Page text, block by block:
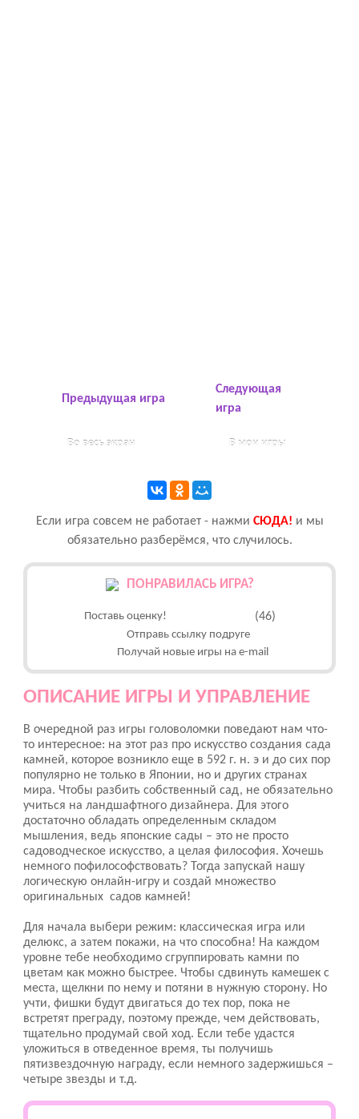
Предыдущая игра
Во весь экран В мои игры
Следующая
игра
Если игра совсем не работает - нажми CЮДА! и мы
обязательно разберёмся, что случилось.
ПОНРАВИЛАСЬ ИГРА?
Поставь оценку! (46)
Отправь ссылку подруге
Получай новые игры на e-mail
ОПИСАНИЕ ИГРЫ И УПРАВЛЕНИЕ
В очередной раз игры головоломки поведают нам что-
то интересное: на этот раз про искусство создания сада
камней, которое возникло еще в 592 г. н. э и до сих пор
популярно не только в Японии, но и других странах
мира. Чтобы разбить собственный сад, не обязательно
учиться на ландшафтного дизайнера. Для этого
достаточно обладать определенным складом
мышления, ведь японские сады – это не просто
садоводческое искусство, а целая философия. Хочешь
немного пофилософствовать? Тогда запускай нашу
логическую онлайн-игру и создай множество
оригинальных садов камней!
Для начала выбери режим: классическая игра или
делюкс, а затем покажи, на что способна! На каждом
уровне тебе необходимо сгруппировать камни по
цветам как можно быстрее. Чтобы сдвинуть камешек с
места, щелкни по нему и потяни в нужную сторону. Но
учти, фишки будут двигаться до тех пор, пока не
встретят преграду, поэтому прежде, чем действовать,
тщательно продумай свой ход. Если тебе удастся
уложиться в отведенное время, ты получишь
пятизвездочную награду, если немного задержишься –
четыре звезды и т.д.